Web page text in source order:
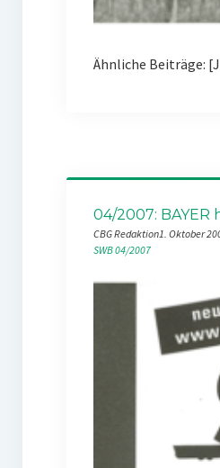
Ähnliche Beiträge:
04/2007: BAYER
CBG Redaktion1. Oktober
SWB 04/2007